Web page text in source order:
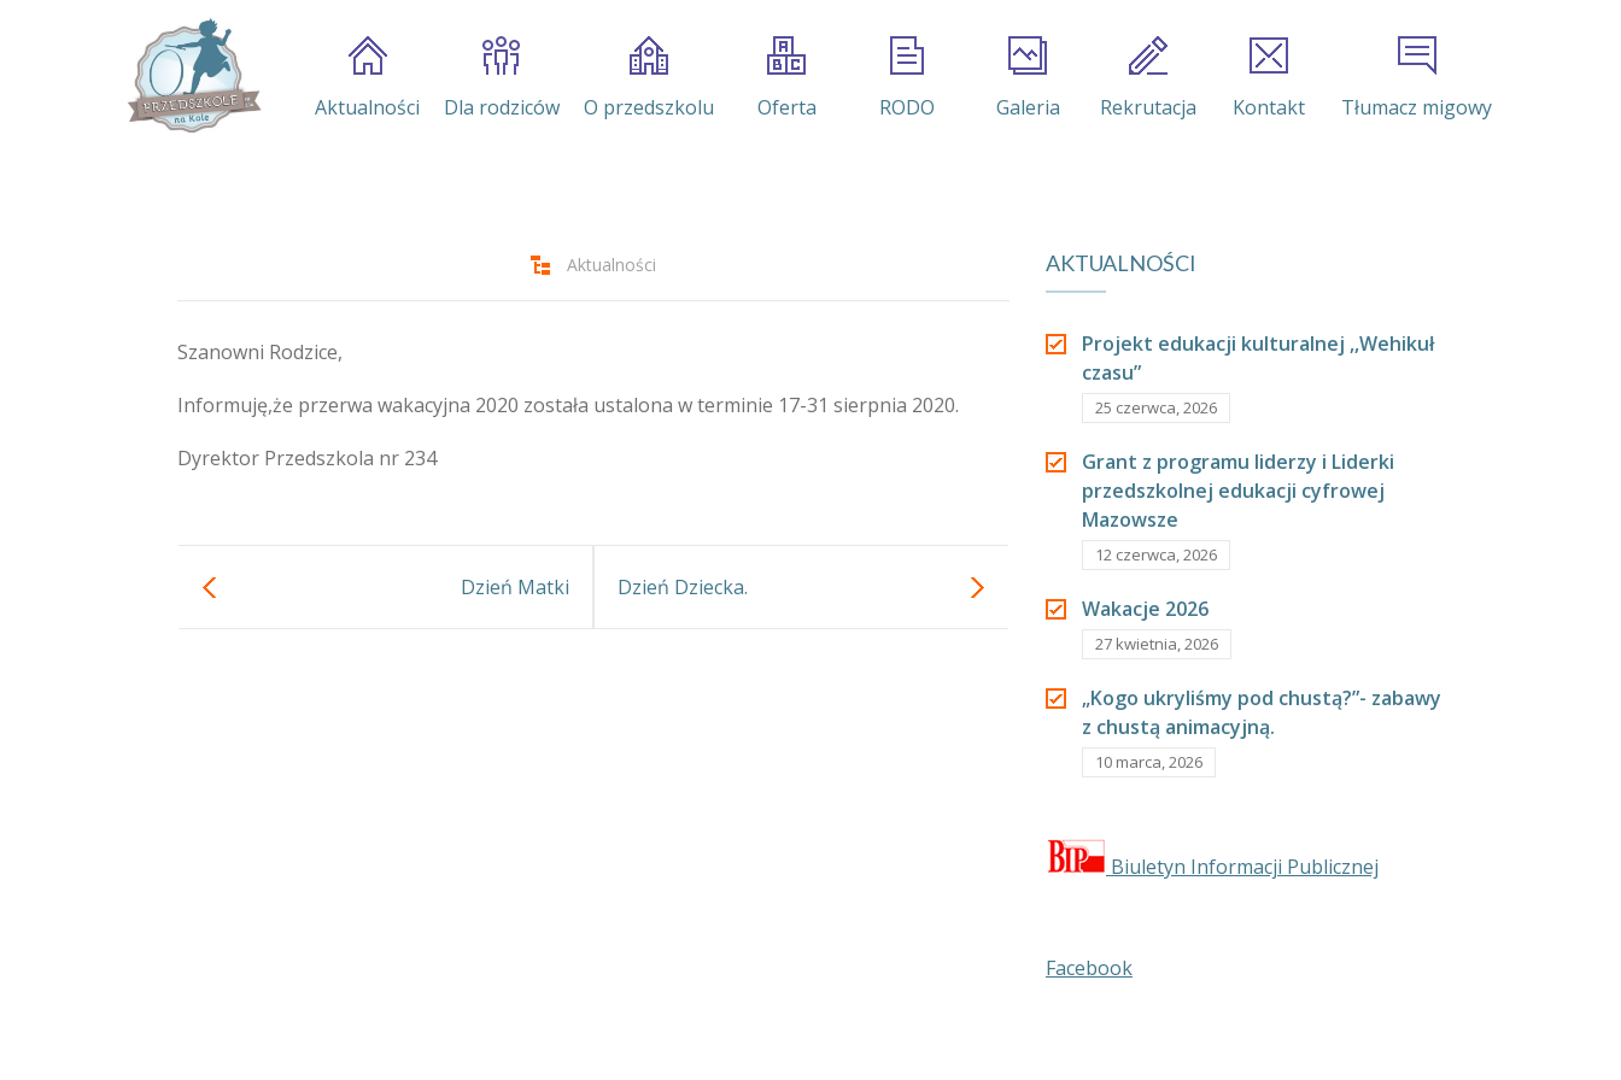
Aktualności Dla rodziców O przedszkolu Oferta RODO Galeria Rekrutacja Kontakt Tłumacz migowy
Aktualności
Szanowni Rodzice,
Informuję,że przerwa wakacyjna 2020 została ustalona w terminie 17-31 sierpnia 2020.
Dyrektor Przedszkola nr 234
Dzień Matki Dzień Dziecka.
AKTUALNOŚCI
Projekt edukacji kulturalnej ,,Wehikuł
czasu”
25 czerwca, 2026
Grant z programu liderzy i Liderki
przedszkolnej edukacji cyfrowej
Mazowsze
12 czerwca, 2026
Wakacje 2026
27 kwietnia, 2026
„Kogo ukryliśmy pod chustą?”- zabawy
z chustą animacyjną.
10 marca, 2026
Biuletyn Informacji Publicznej
Facebook